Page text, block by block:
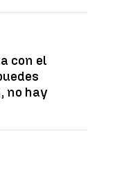
con el
no hay